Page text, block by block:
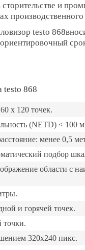
сторительстве и
testo
testo 868
х 120 точек.
(NETD) < 100
менее 0,5
подбор
области с
и горячей точек.
точки.
320х240 пикс.